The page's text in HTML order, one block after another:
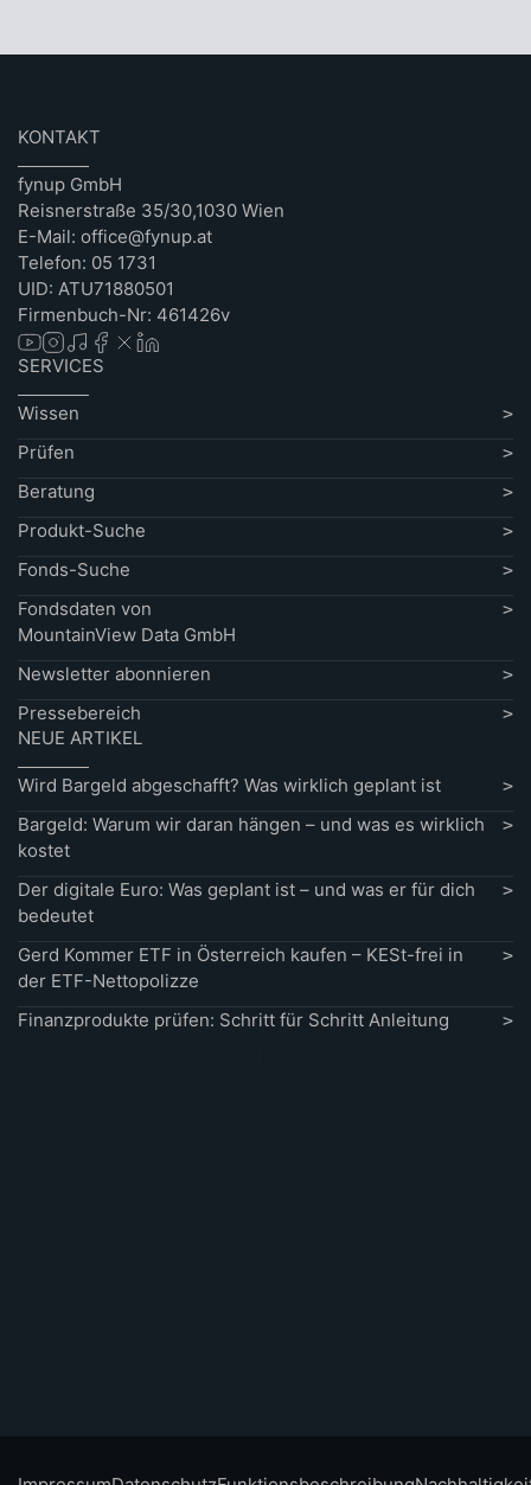
KONTAKT
fynup GmbH
Reisnerstraße 35/30,1030 Wien
E-Mail: office@fynup.at
Telefon: 05 1731
UID: ATU71880501
Firmenbuch-Nr: 461426v
SERVICES
Wissen
Prüfen
Beratung
Produkt-Suche
Fonds-Suche
Fondsdaten von
MountainView Data GmbH
Newsletter abonnieren
Pressebereich
NEUE ARTIKEL
Wird Bargeld abgeschafft? Was wirklich geplant ist
Bargeld: Warum wir daran hängen – und was es wirklich
kostet
Der digitale Euro: Was geplant ist – und was er für dich
bedeutet
Gerd Kommer ETF in Österreich kaufen – KESt-frei in
der ETF-Nettopolizze
Finanzprodukte prüfen: Schritt für Schritt Anleitung